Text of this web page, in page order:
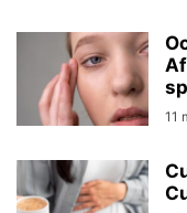
11